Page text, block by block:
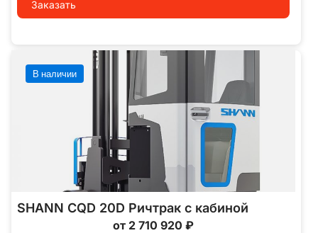
Заказать
В наличии
SHANN CQD 20D Ричтрак с кабиной
от 2 710 920 ₽